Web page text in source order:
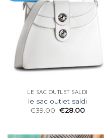
LE SAC OUTLET SALDI
le sac outlet saldi
€39.00 €28.00